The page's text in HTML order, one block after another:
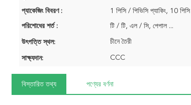
প্যাকেজিং বিবরণ :
পরিশোধের শর্ত : টি / টি, এল / সি, পেপাল ...
উৎপত্তি স্থল: চীনে তৈরী
সাক্ষ্যদান: CCC
বিস্তারিত তথ্য পণ্যের বর্ণনা